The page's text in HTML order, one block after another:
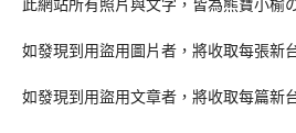
此網站所有照片與文字，皆為熊寶小榆
如發現到用盜用圖片者，將收取每張新
如發現到用盜用文章者，將收取每篇新